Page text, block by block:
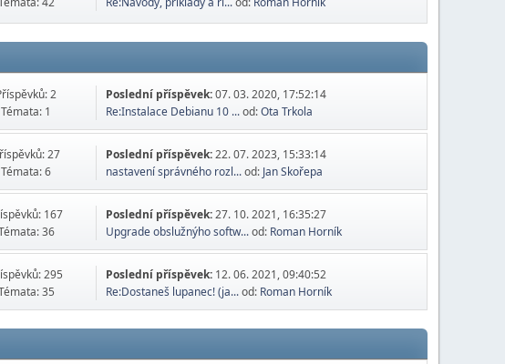
2
Témata: 1
Poslední příspěvek:07. 03. 2020, 17:52:14
Re:Instalace Debianu 10 ...od:Ota Trkola
27
Témata: 6
Poslední příspěvek:22. 07. 2023, 15:33:14
nastavení správného rozl...od: Jan Skořepa
167
36
Poslední příspěvek:27. 10. 2021, 16:35:27
Upgrade obslužnýho softw...od: Roman Horník
295
35
Poslední příspěvek: 12. 06. 2021, 09:40:52
Re:Dostaneš lupanec! (ja...od: Roman Horník